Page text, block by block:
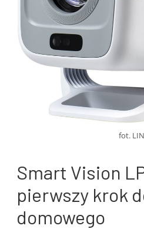
fot. LIN
Smart Vision
pierwszy krok
domowego